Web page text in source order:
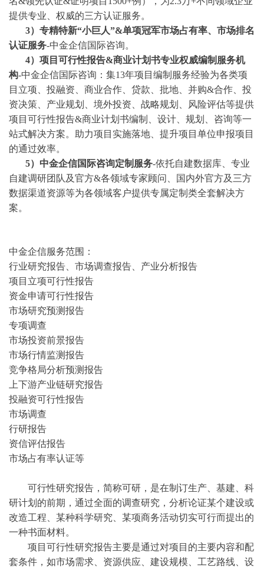
提供专业、权威的三方认证服务。
3）专精特新“小巨人”&单项冠军市场占有率、市场排名
认证服务-中金企信国际咨询。
4）项目可行性报告&商业计划书专业权威编制服务机
构-中金企信国际咨询：集13年项目编制服务经验为各类项
目立项、投融资、商业合作、贷款、批地、并购&合作、投
资决策、产业规划、境外投资、战略规划、风险评估等提供
项目可行性报告&商业计划书编制、设计、规划、咨询等一
站式解决方案。助力项目实施落地、提升项目单位申报项目
的通过效率。
5）中金企信国际咨询定制服务-依托自建数据库、专业
自建调研团队及官方&各领域专家顾问、国内外官方及三方
数据渠道资源等为各领域客户提供专属定制类全套解决方
案。
中金企信服务范围：
行业研究报告、市场调查报告、产业分析报告
项目立项可行性报告
资金申请可行性报告
市场研究预测报告
专项调查
市场投资前景报告
市场行情监测报告
竞争格局分析预测报告
上下游产业链研究报告
投融资可行性报告
市场调查
行研报告
资信评估报告
市场占有率认证等
可行性研究报告，简称可研，是在制订生产、基建、科
研计划的前期，通过全面的调查研究，分析论证某个建设或
改造工程、某种科学研究、某项商务活动切实可行而提出的
一种书面材料。
项目可行性研究报告主要是通过对项目的主要内容和配
套条件，如市场需求、资源供应、建设规模、工艺路线、设